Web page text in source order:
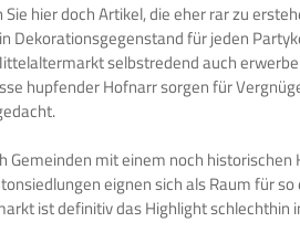
hier doch Artikel, die eher rar zu
Dekorationsgegenstand für jeden
selbstredend auch
hupfender Hofnarr sorgen für
Gemeinden mit einem noch historischen
eignen sich als Raum für so
ist definitiv das Highlight schlechthin